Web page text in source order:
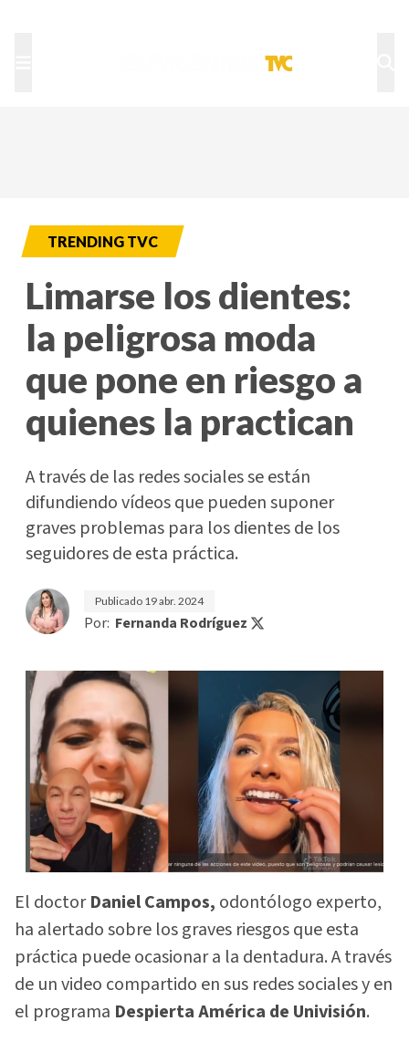
TRENDING TVC
Limarse los dientes:
la peligrosa moda
que pone en riesgo a
quienes la practican
A través de las redes sociales se están
difundiendo vídeos que pueden suponer
graves problemas para los dientes de los
seguidores de esta práctica.
Publicado 19 abr. 2024
Por: Fernanda Rodríguez
El doctorDaniel Campos, odontólogo experto,
ha alertado sobre los graves riesgos que esta
práctica puede ocasionar a la dentadura. A través
de un video compartido en sus redes sociales y en
el programa Despierta América de Univisión.